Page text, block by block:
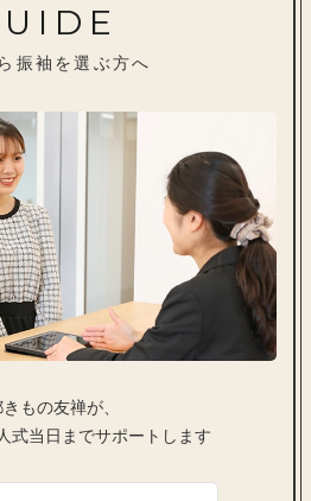
振袖を選ぶ方へ
もの友禅が、
式当日までサポートします